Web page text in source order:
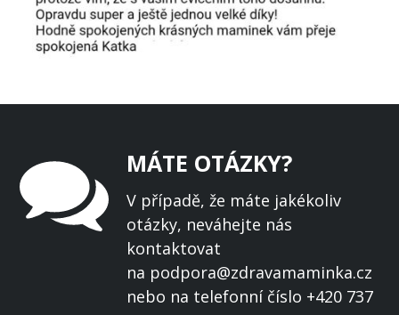
MÁTE OTÁZKY?
V případě, že máte jakékoliv
otázky, neváhejte nás
kontaktovat
na podpora@zdravamaminka.cz
nebo na telefonní číslo +420 737